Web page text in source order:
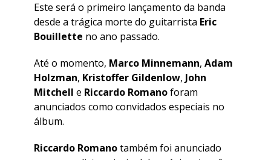
Este será o primeiro lançamento da banda
desde a trágica morte do guitarrista Eric
Bouillette no ano passado.
Até o momento, Marco Minnemann, Adam
Holzman, Kristoffer Gildenlow, John
Mitchell e Riccardo Romanoforam
anunciados como convidados especiais no
álbum.
Riccardo Romanotambém foi anunciado